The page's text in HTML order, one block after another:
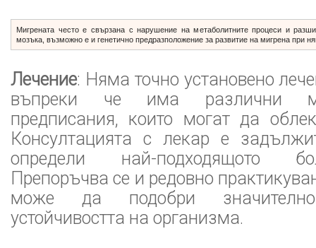
Мигрената често е свързана с нарушение на метаболитните процеси и
мозъка, възможно е и генетично предразположение за развитие на мигрена при
Лечение: Няма точно установено
въпреки че има различни
предписания, които могат да
Консултацията с лекар е
определи най-подходящото
Препоръчва се и редовно
може да подобри
устойчивостта на организма.